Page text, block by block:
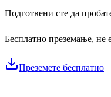
Подготвени сте да
Бесплатно преземање, не
Преземете бесплатно